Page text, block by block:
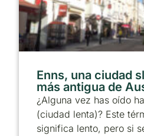
Enns, una ciudad
más antigua de
¿Alguna vez has oído
(ciudad lenta)? Este
significa lento, pero si